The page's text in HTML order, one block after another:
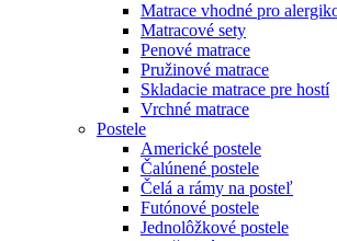
Matrace vhodné pro
Matracové sety
Penové matrace
Pružinové matrace
Skladacie matrace pre hostí
Vrchné matrace
Postele
Americké postele
Čalúnené postele
Čelá a rámy na posteľ
Futónové postele
Jednolôžkové postele